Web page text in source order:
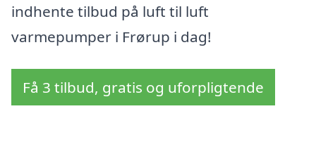
indhente tilbud på luft til luft
varmepumper i Frørup i dag!
Få 3 tilbud, gratis og uforpligtende